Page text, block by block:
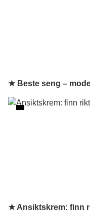
★ Beste seng –
★ Ansiktskrem: finn